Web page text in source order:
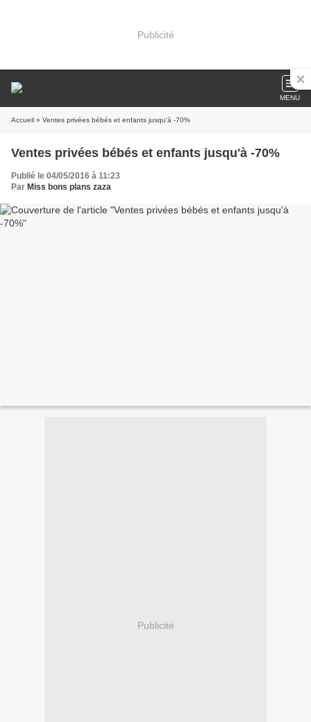
Publicité
MENU
Accueil » Ventes privées bébés et enfants jusqu'à -70%
Ventes privées bébés et enfants jusqu'à -70%
Publié le 04/05/2016 à 11:23
Par Miss bons plans zaza
Publicité